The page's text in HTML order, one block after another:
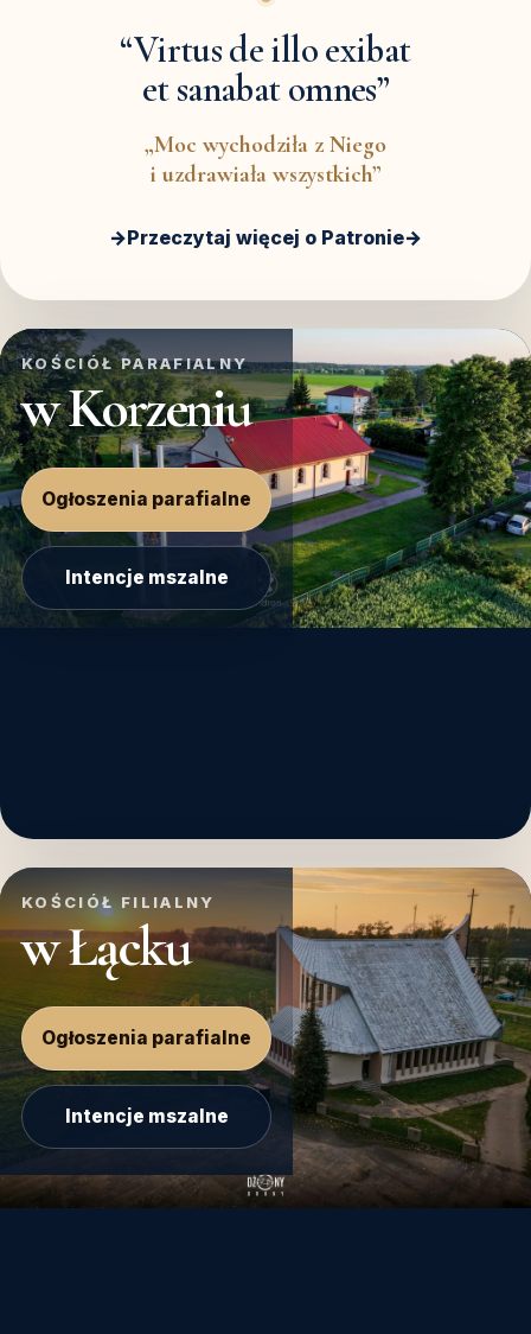
“Virtus de illo exibat
et sanabat omnes”
„Moc wychodziła z Niego
i uzdrawiała wszystkich”
→Przeczytaj więcej o Patronie→
KOŚCIÓŁ PARAFIALNY
w Korzeniu
Ogłoszenia parafialne
Intencje mszalne
KOŚCIÓŁ FILIALNY
w Łącku
Ogłoszenia parafialne
Intencje mszalne